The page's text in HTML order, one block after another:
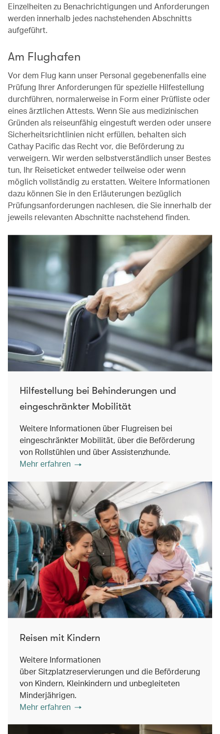
Einzelheiten zu Benachrichtigungen und Anforderungen
werden innerhalb jedes nachstehenden Abschnitts
aufgeführt.
Am Flughafen
Vor dem Flug kann unser Personal gegebenenfalls eine
Prüfung Ihrer Anforderungen für spezielle Hilfestellung
durchführen, normalerweise in Form einer Prüfliste oder
eines ärztlichen Attests. Wenn Sie aus medizinischen
Gründen als reiseunfähig eingestuft werden oder unsere
Sicherheitsrichtlinien nicht erfüllen, behalten sich
Cathay Pacific das Recht vor, die Beförderung zu
verweigern. Wir werden selbstverständlich unser Bestes
tun, Ihr Reiseticket entweder teilweise oder wenn
möglich vollständig zu erstatten. Weitere Informationen
dazu können Sie in den Erläuterungen bezüglich
Prüfungsanforderungen nachlesen, die Sie innerhalb der
jeweils relevanten Abschnitte nachstehend finden.
Hilfestellung bei Behinderungen und
eingeschränkter Mobilität
Weitere Informationen über Flugreisen bei
eingeschränkter Mobilität, über die Beförderung
von Rollstühlen und über Assistenzhunde.
Mehr erfahren
Reisen mit Kindern
Weitere Informationen
über Sitzplatzreservierungen und die Beförderung
von Kindern, Kleinkindern und unbegleiteten
Minderjährigen.
Mehr erfahren